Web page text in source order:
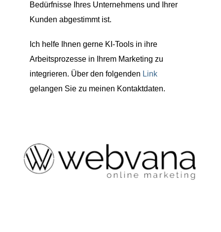
Bedürfnisse Ihres Unternehmens und Ihrer
Kunden abgestimmt ist.
Ich helfe Ihnen gerne KI-Tools in ihre
Arbeitsprozesse in Ihrem Marketing zu
integrieren. Über den folgenden Link
gelangen Sie zu meinen Kontaktdaten.